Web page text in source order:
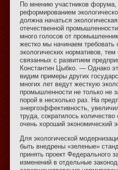
По мнению участников форума,
реформированием
должна начаться
отечественной
много голосов от
жестко мы начинаем требовать
экологических нормативов,
связанных с развитием
Константин Цыбко. — Однако
видим примеры других
многих лет ведут жесткую
промышленности не только не
порой в несколько раз. На
энергоэффективность,
труда, сократилось
очень хороший экономический
Для экологической
быть внедрены «зеленые»
принять проект Федерального
изменений в отдельные